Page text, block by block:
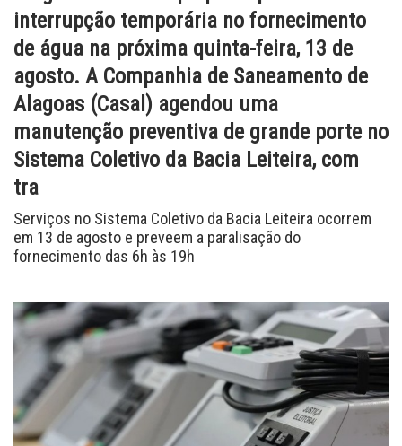
interrupção temporária no fornecimento
de água na próxima quinta-feira, 13 de
agosto. A Companhia de Saneamento de
Alagoas (Casal) agendou uma
manutenção preventiva de grande porte no
Sistema Coletivo da Bacia Leiteira, com
tra
Serviços no Sistema Coletivo da Bacia Leiteira ocorrem
em 13 de agosto e preveem a paralisação do
fornecimento das 6h às 19h